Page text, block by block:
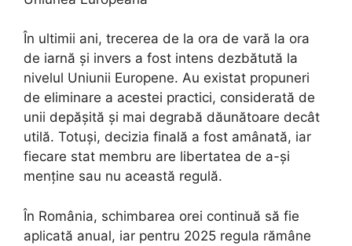
În ultimii ani, trecerea de la ora de vară la ora
de iarnă și invers a fost intens dezbătută la
nivelul Uniunii Europene. Au existat propuneri
de eliminare a acestei practici, considerată de
unii depășită și mai degrabă dăunătoare decât
utilă. Totuși, decizia finală a fost amânată, iar
fiecare stat membru are libertatea de a-și
menține sau nu această regulă.
În România, schimbarea orei continuă să fie
aplicată anual, iar pentru 2025 regula rămâne